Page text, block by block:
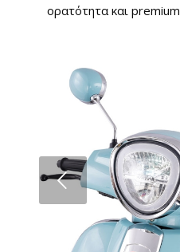
ορατότητα και
Next